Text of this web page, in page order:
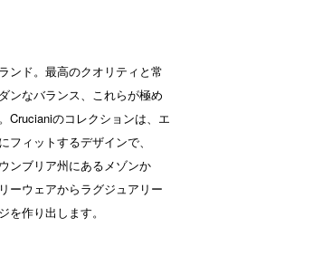
ンド。最高のクオリティと常
ンなバランス、これらが極め
Crucianiのコレクションは、エ
ィットするデザインで、
ンブリア州にあるメゾンか
ーウェアからラグジュアリー
作り出します。